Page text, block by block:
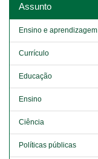
Assunto
Ensino e aprendizagem
Currículo
Educação
Ensino
Ciência
Políticas públicas